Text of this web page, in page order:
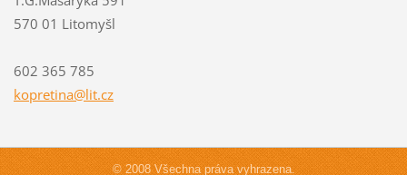
570 01 Litomyšl
602 365 785
kopretina@lit.cz
© 2008 Všechna práva vyhrazena.